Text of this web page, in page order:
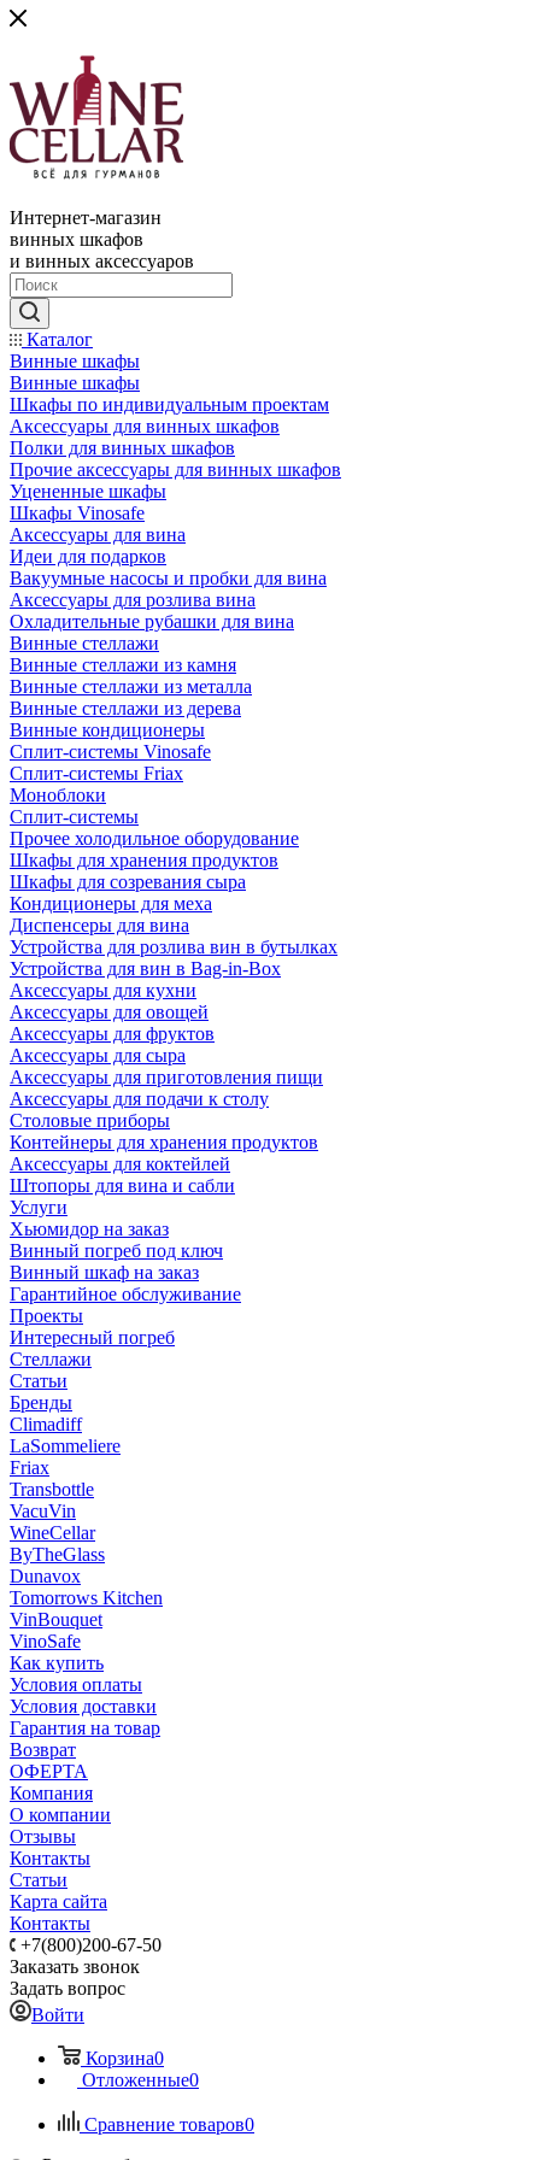
Интернет-магазин
винных шкафов
и винных аксессуаров
Каталог
Винные шкафы
Винные шкафы
Шкафы по индивидуальным проектам
Аксессуары для винных шкафов
Полки для винных шкафов
Прочие аксессуары для винных шкафов
Уцененные шкафы
Шкафы Vinosafe
Аксессуары для вина
Идеи для подарков
Вакуумные насосы и пробки для вина
Аксессуары для розлива вина
Охладительные рубашки для вина
Винные стеллажи
Винные стеллажи из камня
Винные стеллажи из металла
Винные стеллажи из дерева
Винные кондиционеры
Сплит-системы Vinosafe
Сплит-системы Friax
Моноблоки
Сплит-системы
Прочее холодильное оборудование
Шкафы для хранения продуктов
Шкафы для созревания сыра
Кондиционеры для меха
Диспенсеры для вина
Устройства для розлива вин в бутылках
Устройства для вин в Bag-in-Box
Аксессуары для кухни
Аксессуары для овощей
Аксессуары для фруктов
Аксессуары для сыра
Аксессуары для приготовления пищи
Аксессуары для подачи к столу
Столовые приборы
Контейнеры для хранения продуктов
Аксессуары для коктейлей
Штопоры для вина и сабли
Услуги
Хьюмидор на заказ
Винный погреб под ключ
Винный шкаф на заказ
Гарантийное обслуживание
Проекты
Интересный погреб
Стеллажи
Статьи
Бренды
Climadiff
LaSommeliere
Friax
Transbottle
VacuVin
WineCellar
ByTheGlass
Dunavox
Tomorrows Kitchen
VinBouquet
VinoSafe
Как купить
Условия оплаты
Условия доставки
Гарантия на товар
Возврат
ОФЕРТА
Компания
О компании
Отзывы
Контакты
Статьи
Карта сайта
Контакты
+7(800)200-67-50
Заказать звонок
Задать вопрос
Войти
Корзина0
Отложенные0
Сравнение товаров0